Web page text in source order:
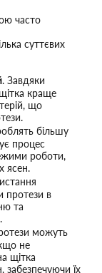
часто
суттєвих
. Завдяки
краще
що
більшу
процес
роботи,
ясен.
протези в
та
можуть
не
щітка
їх